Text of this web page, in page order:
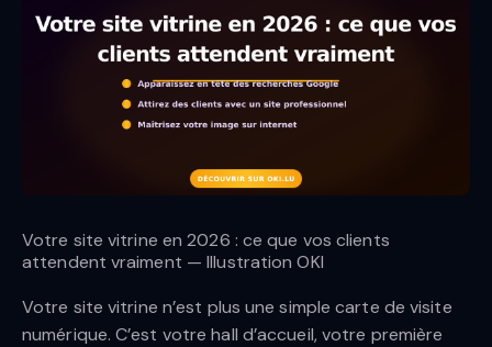
Votre site vitrine en 2026 : ce que vos clients
attendent vraiment — Illustration OKI
Votre site vitrine n’est plus une simple carte de visite
numérique. C’est votre hall d’accueil, votre première